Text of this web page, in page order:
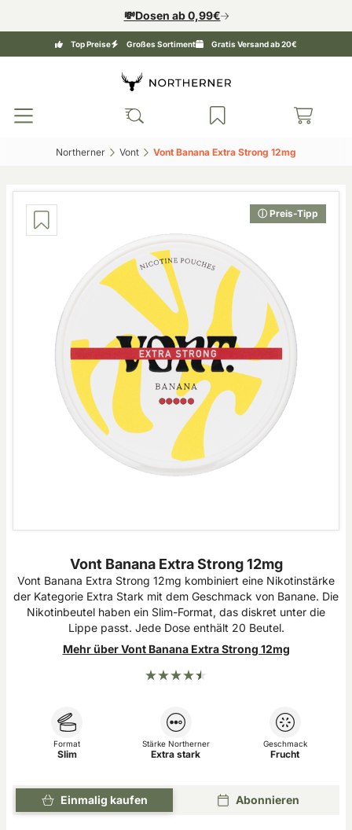
💸Dosen ab 0,99€
Top Preise Großes Sortiment Gratis Versand ab 20€
Northerner‎ Vont‎ Vont Banana Extra Strong 12mg‎
ⓘ Preis-Tipp
Vont Banana Extra Strong 12mg
Vont Banana Extra Strong 12mg kombiniert eine Nikotinstärke
der Kategorie Extra Stark mit dem Geschmack von Banane. Die
Nikotinbeutel haben ein Slim-Format, das diskret unter die
Lippe passt. Jede Dose enthält 20 Beutel.
Mehr über Vont Banana Extra Strong 12mg
Einmalig kaufen Abonnieren
Format
Slim
Stärke Northerner
Extra stark
Geschmack
Frucht